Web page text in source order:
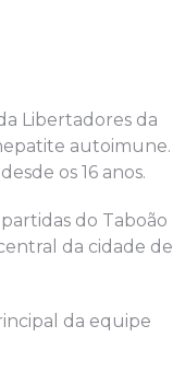
Libertadores da
autoimune.
os 16 anos.
do Taboão
da cidade de
da equipe